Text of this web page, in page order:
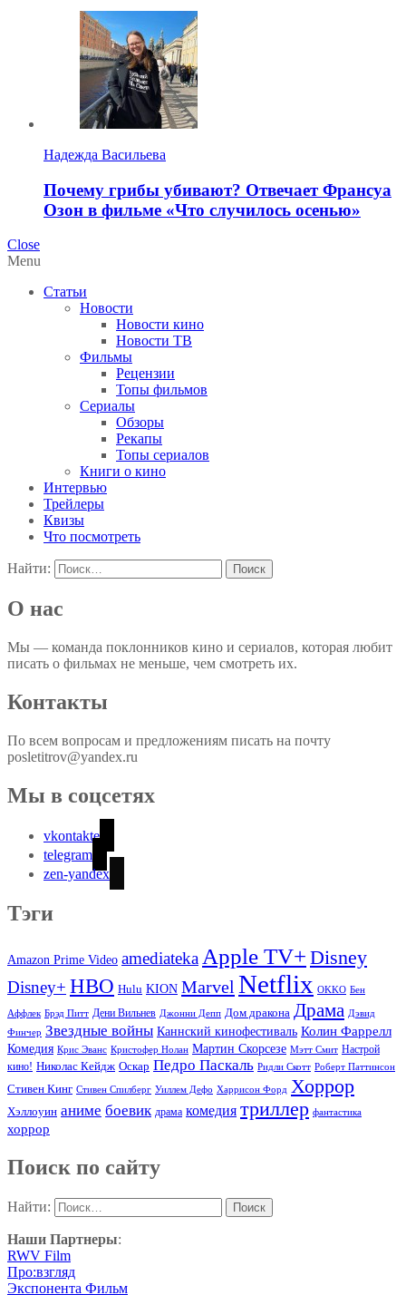
Надежда Васильева
Почему грибы убивают? Отвечает Франсуа
Озон в фильме «Что случилось осенью»
Close
Menu
Статьи
Новости
Новости кино
Новости ТВ
Фильмы
Рецензии
Топы фильмов
Сериалы
Обзоры
Рекапы
Топы сериалов
Книги о кино
Интервью
Трейлеры
Квизы
Что посмотреть
Найти:
О нас
Мы — команда поклонников кино и сериалов, которая любит
писать о фильмах не меньше, чем смотреть их.
Контакты
По всем вопросам и предложениям писать на почту
posletitrov@yandex.ru
Мы в соцсетях
vkontakte
telegram
zen-yandex
Тэги
Amazon Prime Video amediateka Apple TV+ Disney
Disney+ HBO Hulu KION Marvel Netflix OKKO Бен
Аффлек Брэд Питт Дени Вильнев Джонни Депп Дом дракона Драма Дэвид
Финчер Звездные войны Каннский кинофестиваль Колин Фаррелл
Комедия Крис Эванс Кристофер Нолан Мартин Скорсезе Мэтт Смит Настрой
кино! Николас Кейдж Оскар Педро Паскаль Ридли Скотт Роберт Паттинсон
Стивен Кинг Стивен Спилберг Уиллем Дефо Харрисон Форд Хоррор
Хэллоуин аниме боевик драма комедия триллер фантастика
хоррор
Поиск по сайту
Найти:
Наши Партнеры:
RWV Film
Про:взгляд
Экспонента Фильм